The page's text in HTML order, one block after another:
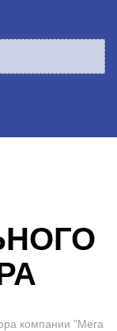
компании "Мега